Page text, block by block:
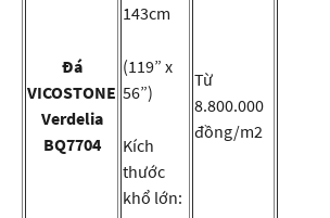
Đá
VICOSTONE
Verdelia
BQ7704
143cm
(119” x
56”)
Kích
thước
khổ lớn:
Từ
8.800.000
đồng/m2